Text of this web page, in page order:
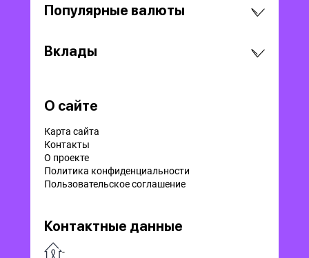
Популярные валюты
Вклады
О сайте
Карта сайта
Контакты
О проекте
Политика конфиденциальности
Пользовательское соглашение
Контактные данные
-